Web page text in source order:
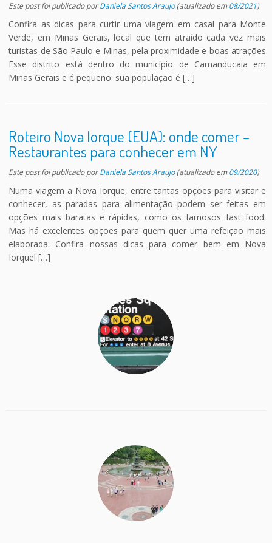
Este post foi publicadoporDaniela Santos Araujo(atualizado em08/2021)
Confira as dicas para curtir uma viagem em casal para Monte
Verde, em Minas Gerais, local que tem atraído cada vez mais
turistas de São Paulo e Minas, pela proximidade e boas atrações
Esse distrito está dentro do município de Camanducaia em
Minas Gerais e é pequeno: sua população é […]
Roteiro Nova Iorque (EUA): onde comer –
Restaurantes para conhecer em NY
Este post foi publicadoporDaniela Santos Araujo(atualizado em09/2020)
Numa viagem a Nova Iorque, entre tantas opções para visitar e
conhecer, as paradas para alimentação podem ser feitas em
opções mais baratas e rápidas, como os famosos fast food.
Mas há excelentes opções para quem quer uma refeição mais
elaborada. Confira nossas dicas para comer bem em Nova
Iorque! […]